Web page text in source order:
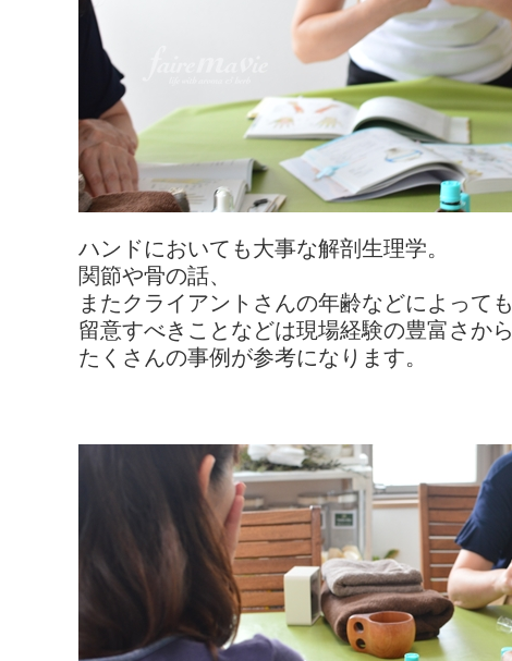
ハンドにおいても大事な解剖生理学。
関節や骨の話、
またクライアントさんの年齢などによっても
留意すべきことなどは現場経験の豊富さから
たくさんの事例が参考になります。